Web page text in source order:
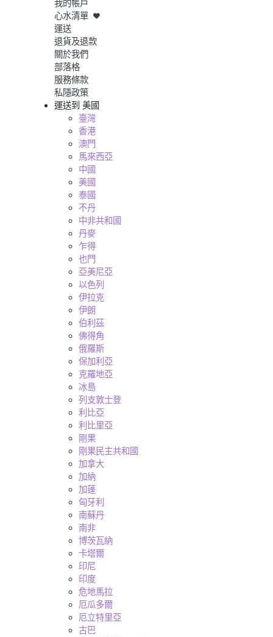
我的帳戶
心水清單
運送
退貨及退款
關於我們
部落格
服務條款
私隱政策
運送到 美國
臺灣
香港
澳門
馬來西亞
中國
美國
泰國
不丹
中非共和國
丹麥
乍得
也門
亞美尼亞
以色列
伊拉克
伊朗
伯利茲
佛得角
俄羅斯
保加利亞
克羅地亞
冰島
列支敦士登
利比亞
利比里亞
剛果
剛果民主共和國
加拿大
加納
加蓬
匈牙利
南蘇丹
南非
博茨瓦納
卡塔爾
印尼
印度
危地馬拉
厄瓜多爾
厄立特里亞
古巴